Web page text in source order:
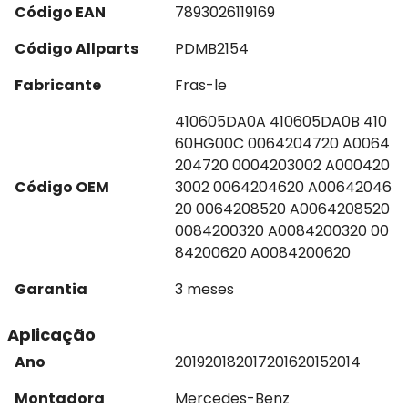
Código EAN
7893026119169
Código Allparts
PDMB2154
Fabricante
Fras-le
Código OEM
410605DA0A 410605DA0B 410
60HG00C 0064204720 A0064
204720 0004203002 A000420
3002 0064204620 A00642046
20 0064208520 A0064208520
0084200320 A0084200320 00
84200620 A0084200620
Garantia
3 meses
Aplicação
Ano 201920182017201620152014
Montadora
Mercedes-Benz